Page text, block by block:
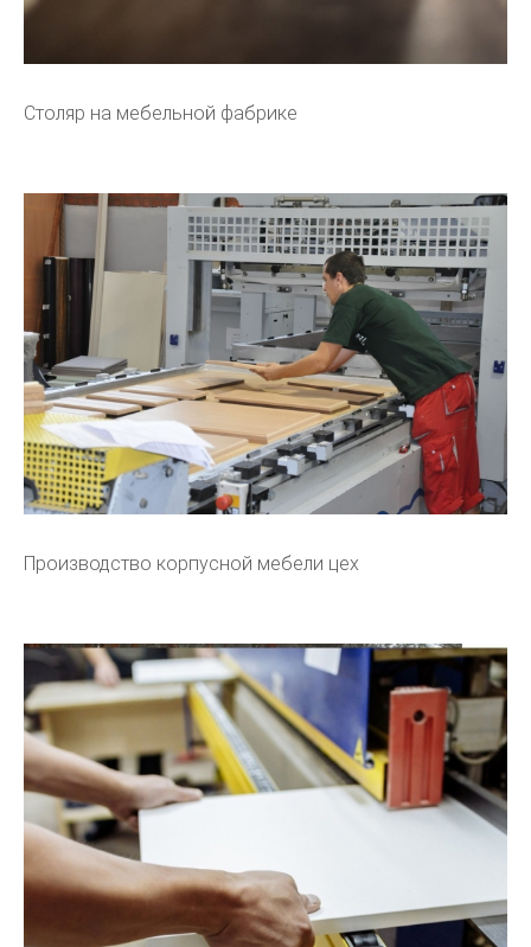
Столяр на мебельной фабрике
Производство корпусной мебели цех